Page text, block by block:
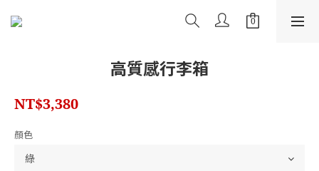
高質感行李箱
NT$3,380
顏色